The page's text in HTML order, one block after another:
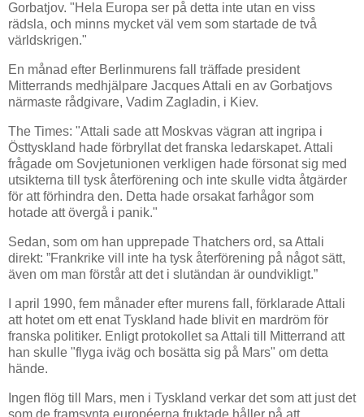
Gorbatjov. "Hela Europa ser på detta inte utan en viss
rädsla, och minns mycket väl vem som startade de två
världskrigen."
En månad efter Berlinmurens fall träffade president
Mitterrands medhjälpare Jacques Attali en av Gorbatjovs
närmaste rådgivare, Vadim Zagladin, i Kiev.
The Times: "Attali sade att Moskvas vägran att ingripa i
Östtyskland hade förbryllat det franska ledarskapet. Attali
frågade om Sovjetunionen verkligen hade försonat sig med
utsikterna till tysk återförening och inte skulle vidta åtgärder
för att förhindra den. Detta hade orsakat farhågor som
hotade att övergå i panik."
Sedan, som om han upprepade Thatchers ord, sa Attali
direkt: ”Frankrike vill inte ha tysk återförening på något sätt,
även om man förstår att det i slutändan är oundvikligt.”
I april 1990, fem månader efter murens fall, förklarade Attali
att hotet om ett enat Tyskland hade blivit en mardröm för
franska politiker. Enligt protokollet sa Attali till Mitterrand att
han skulle "flyga iväg och bosätta sig på Mars" om detta
hände.
Ingen flög till Mars, men i Tyskland verkar det som att just det
som de framsynta européerna fruktade håller på att